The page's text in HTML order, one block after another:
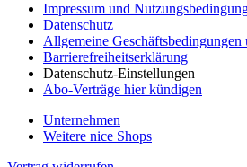
Impressum und
Datenschutz
Allgemeine
Barrierefreiheitserklärung
Datenschutz-Einstellungen
Abo-Verträge hier kündigen
Unternehmen
Weitere nice Shops